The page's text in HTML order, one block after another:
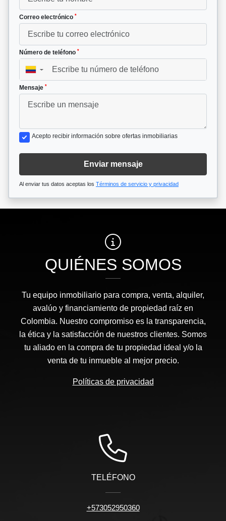
Correo electrónico *
Número de teléfono *
▼
Mensaje *
Acepto recibir información sobre ofertas inmobiliarias
Enviar mensaje
Al enviar tus datos aceptas los Términos de servicio y privacidad
QUIÉNES SOMOS
Tu equipo inmobiliario para compra, venta, alquiler,
avalúo y financiamiento de propiedad raíz en
Colombia. Nuestro compromiso es la transparencia,
la ética y la satisfacción de nuestros clientes. Somos
tu aliado en la compra de tu propiedad ideal y/o la
venta de tu inmueble al mejor precio.
Políticas de privacidad
TELÉFONO
+573052950360